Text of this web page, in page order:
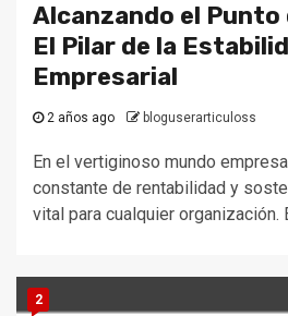
Alcanzando el Punto
El Pilar de la
Empresarial
2 años ago bloguserarticuloss
En el vertiginoso mundo
constante de rentabilidad y
vital para cualquier organización.
2